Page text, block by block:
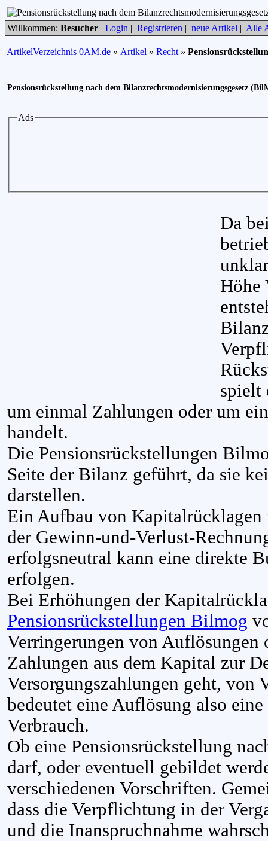
Willkommen: Besucher Login | Registrieren | neue Artikel | Alle
ArtikelVerzeichnis 0AM.de » Artikel » Recht »
Pensionsrückstellung nach dem Bilanzrechtsmodernisierungsgesetz
Ads
Da
Höhe
spielt
um einmal Zahlungen oder um
handelt.
Die Pensionsrückstellungen
Seite der Bilanz geführt, da sie
darstellen.
Ein Aufbau von
der Gewinn-und-Verlust-
erfolgsneutral kann eine direkte
erfolgen.
Bei Erhöhungen der
Pensionsrückstellungen Bilmog
Verringerungen von Auflösungen
Zahlungen aus dem Kapital zur
Versorgungszahlungen geht, von
bedeutet eine Auflösung also
Verbrauch.
Ob eine Pensionsrückstellung
darf, oder eventuell gebildet
verschiedenen Vorschriften.
dass die Verpflichtung in der
und die Inanspruchnahme